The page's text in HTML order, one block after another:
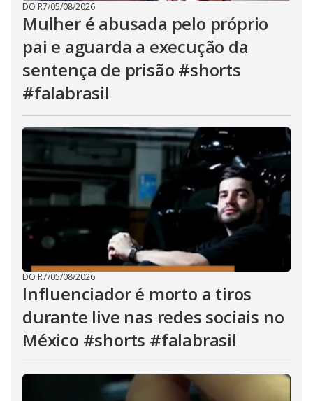
DO R7/05/08/2026
Mulher é abusada pelo próprio
pai e aguarda a execução da
sentença de prisão #shorts
#falabrasil
DO R7/05/08/2026
Influenciador é morto a tiros
durante live nas redes sociais no
México #shorts #falabrasil